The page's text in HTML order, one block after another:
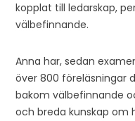
kopplat till ledarskap,
välbefinnande.
Anna har, sedan
över 800 föreläsningar
bakom välbefinnande
och breda kunskap om